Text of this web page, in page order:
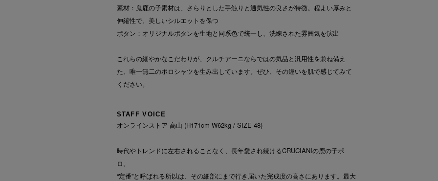
素材：鬼鹿の子素材は、さらりとした手触りと通気性の良さが特徴。程よい厚みと
伸縮性で、美しいシルエットを保つ
ボタン：オリジナルボタンを生地と同系色で統一し、洗練された雰囲気を演出
これらの細やかなこだわりが、クルチアーニならではの気品と汎用性を兼ね備え
た、唯一無二のポロシャツを生み出しています。ぜひ、その違いを肌で感じてみて
ください。
STAFF VOICE
オンラインストア 高山 (H171cm W62kg / SIZE 48)
時代やトレンドに左右されることなく、長年愛され続けるCRUCIANIの鹿の子ポ
ロ。
“定番”と呼ばれる所以は、その細部にまで行き届いた完成度の高さにあります。最大